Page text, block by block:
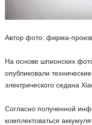
Автор фото: фирма-
На основе шпионских
опубликовали
электрического седана
Согласно полученной
комплектоваться